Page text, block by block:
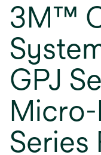
3M™
GPJ
Micro-
Series